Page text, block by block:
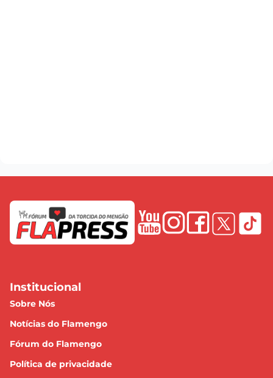
Institucional
Sobre Nós
Notícias do Flamengo
Fórum do Flamengo
Política de privacidade